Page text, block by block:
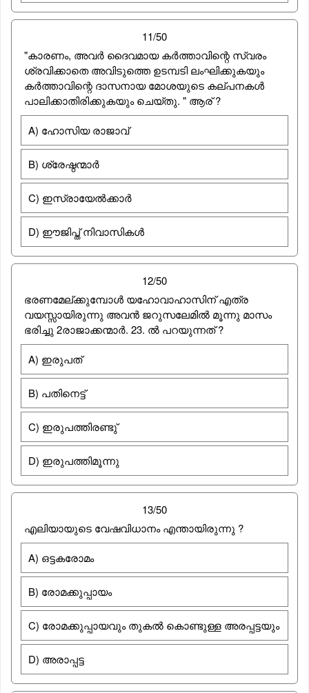
11/50
"കാരണം, അവർ ദൈവമായ കർത്താവിന്റെ സ്വരം
ശ്രവിക്കാതെ അവിടുത്തെ ഉടമ്പടി ലംഘിക്കുകയും
കർത്താവിന്റെ ദാസനായ മോശയുടെ കല്പനകൾ
പാലിക്കാതിരിക്കുകയും ചെയ്തു. " ആര് ?
A) ഹോസിയ രാജാവ്
B) ശ്രേഷ്ഠന്മാർ
C) ഇസ്രായേൽക്കാർ
D) ഈജിപ്ത് നിവാസികൾ
12/50
ഭരണമേല്ക്കുമ്പോള്‍ യഹോവാഹാസിന് എത്ര
വയസ്സായിരുന്നു അവന്‍ ജറുസലേമില്‍ മൂന്നു മാസം
ഭരിച്ചു 2രാജാക്കന്മാര്‍. 23. ല്‍ പറയുന്നത് ?
A) ഇരുപത്
B) പതിനെട്ട്
C) ഇരുപത്തിരണ്ടു്
D) ഇരുപത്തിമൂന്നു
13/50
എലിയായുടെ വേഷവിധാനം എന്തായിരുന്നു ?
A) ഒട്ടകരോമം
B) രോമക്കുപ്പായം
C) രോമക്കുപ്പായവും തുകൽ കൊണ്ടുള്ള അരപ്പട്ടയും
D) അരാപ്പട്ട